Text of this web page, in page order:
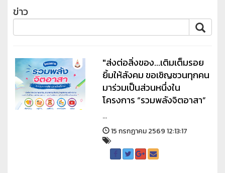
ข่าว
"ส่งต่อสิ่งของ...เติมเต็มรอย
ยิ้มให้สังคม ขอเชิญชวนทุกคน
มาร่วมเป็นส่วนหนึ่งใน
โครงการ “รวมพลังจิตอาสา”
...
15 กรกฏาคม 2569 12:13:17